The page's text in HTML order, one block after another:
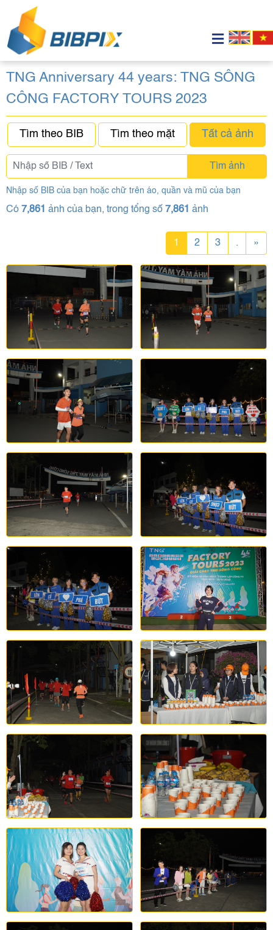
TNG Anniversary 44 years: TNG SÔNG
CÔNG FACTORY TOURS 2023
Tìm theo BIB Tìm theo mặt Tất cả ảnh
Tìm ảnh
Nhập số BIB của bạn hoặc chữ trên áo, quần và mũ của bạn
Có 7,861 ảnh của bạn, trong tổng số 7,861 ảnh
1 2 3 . »